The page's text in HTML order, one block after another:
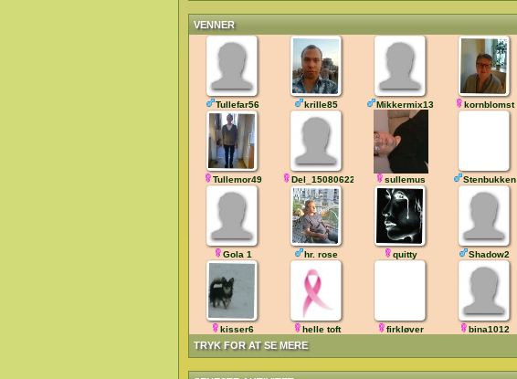
VENNER
TRYK FOR AT SE MERE
Tullefar56 krille85 Mikkermix13 kornblomst
Tullemor49 Del_150806225808 sullemus Stenbukken
Gola 1 hr. rose quitty Shadow2
kisser6 helle toft firkløver bina1012